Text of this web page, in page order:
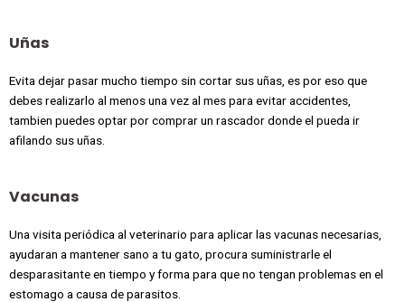
Uñas
Evita dejar pasar mucho tiempo sin cortar sus uñas, es por eso que
debes realizarlo al menos una vez al mes para evitar accidentes,
tambien puedes optar por comprar un rascador donde el pueda ir
afilando sus uñas.
Vacunas
Una visita periódica al veterinario para aplicar las vacunas necesarias,
ayudaran a mantener sano a tu gato, procura suministrarle el
desparasitante en tiempo y forma para que no tengan problemas en el
estomago a causa de parasitos.